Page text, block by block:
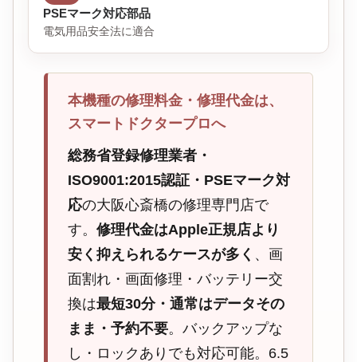
PSEマーク対応部品
電気用品安全法に適合
本機種の修理料金・修理代金は、
スマートドクタープロへ
総務省登録修理業者・
ISO9001:2015認証・PSEマーク対
応の大阪心斎橋の修理専門店で
す。 修理代金はApple正規店より
安く抑えられるケースが多く 、画
面割れ・画面修理・バッテリー交
換は最短30分・通常はデータその
まま・予約不要。バックアップな
し・ロックありでも対応可能。6.5